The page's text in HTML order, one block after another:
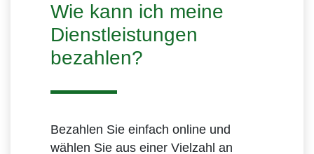
Wie kann ich meine
Dienstleistungen
bezahlen?
Bezahlen Sie einfach online und
wählen Sie aus einer Vielzahl an